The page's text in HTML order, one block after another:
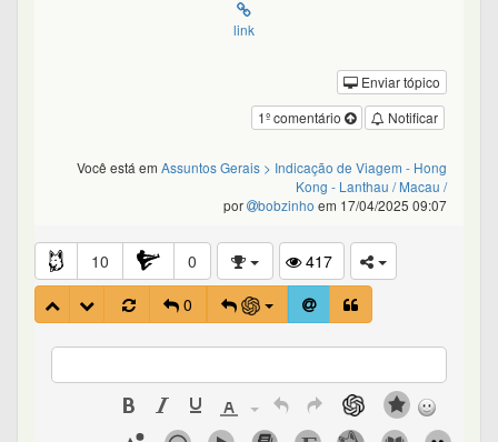
link
Enviar tópico
Notificar
1º comentário
Você está em Assuntos Gerais > Indicação de Viagem - Hong
Kong - Lanthau / Macau /
por
bobzinho em 17/04/2025 09:07
10 0
417
0